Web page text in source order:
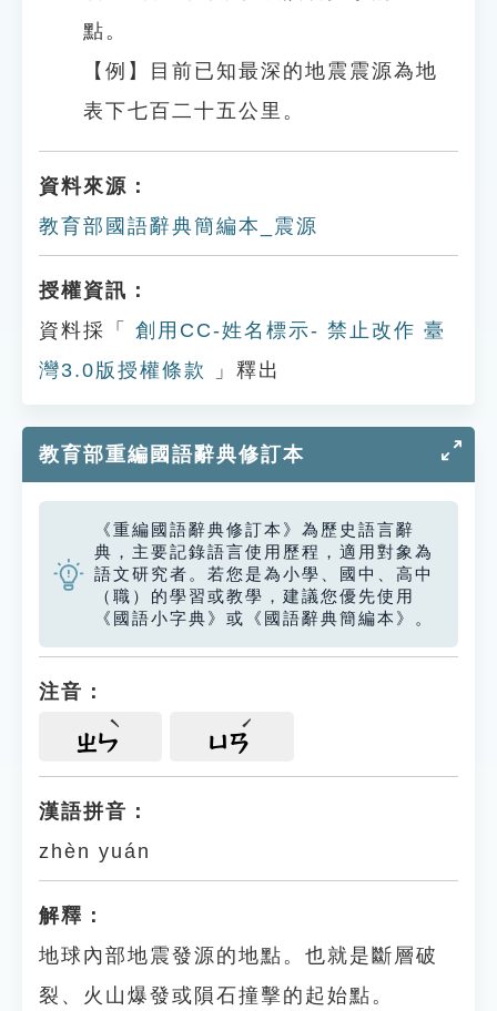
點。
【例】目前已知最深的地震震源為地
表下七百二十五公里。
資料來源：
教育部國語辭典簡編本_震源
授權資訊：
資料採「
創用CC-姓名標示- 禁止改作 臺
灣3.0版授權條款
」釋出
教育部重編國語辭典修訂本
《重編國語辭典修訂本》為歷史語言辭
典，主要記錄語言使用歷程，適用對象為
語文研究者。若您是為小學、國中、高中
（職）的學習或教學，建議您優先使用
《國語小字典》或《國語辭典簡編本》。
注音：
ㄓㄣ ㄩㄢ
漢語拼音：
zhèn yuán
解釋：
地球內部地震發源的地點。也就是斷層破
裂、火山爆發或隕石撞擊的起始點。